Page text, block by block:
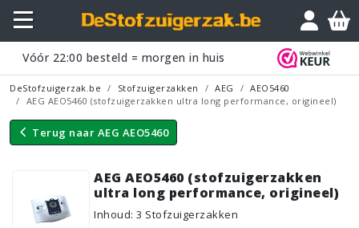
Vóór 22:00 besteld = morgen in huis
DeStofzuigerzak.be Stofzuigerzakken AEG
AEO5460
AEG AEO5460 (stofzuigerzakken ultra long performance, origineel)
Terug naar AEG AEO5460
AEG AEO5460 (stofzuigerzakken
ultra long performance, origineel)
Inhoud: 3 Stofzuigerzakken
Vraagje?